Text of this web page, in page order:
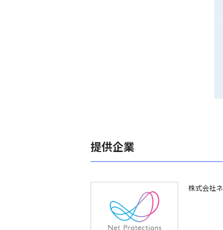
提供企業
株式会社